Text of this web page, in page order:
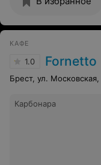
КАФЕ
1.0 Fornetto
Брест, ул.
Карбонара